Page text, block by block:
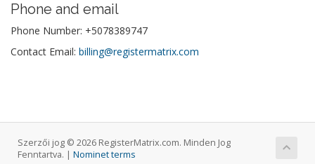
Phone and email
Phone Number: +5078389747
Contact Email: billing@registermatrix.com
Szerzői jog © 2026 RegisterMatrix.com. Minden Jog
Fenntartva. | Nominet terms